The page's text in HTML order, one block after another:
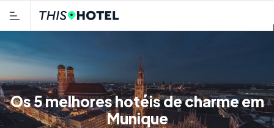
Os 5 melhores hotéis de charme em
Munique